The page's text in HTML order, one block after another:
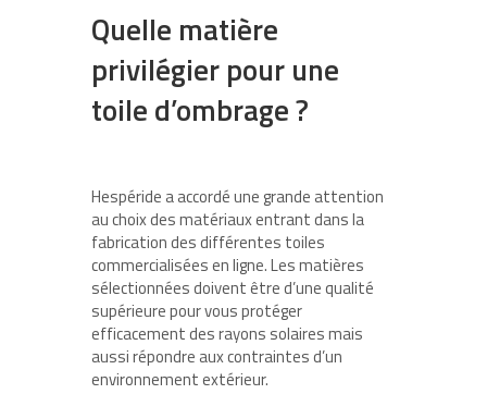
Quelle matière
privilégier pour une
toile d’ombrage ?
Hespéride a accordé une grande attention
au choix des matériaux entrant dans la
fabrication des différentes toiles
commercialisées en ligne. Les matières
sélectionnées doivent être d’une qualité
supérieure pour vous protéger
efficacement des rayons solaires mais
aussi répondre aux contraintes d’un
environnement extérieur.